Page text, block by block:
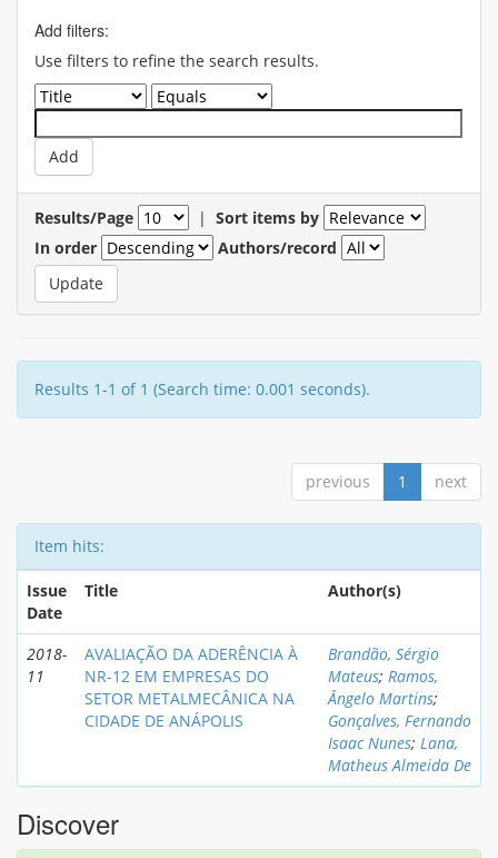
Add filters:
Use filters to refine the search results.
Results/Page | Sort items by
In order
Authors/record
Results 1-1 of 1 (Search time: 0.001 seconds).
previous 1 next
Item hits:
Issue
Date
Title Author(s)
2018-
11
AVALIAÇÃO DA ADERÊNCIA À
NR-12 EM EMPRESAS DO
SETOR METALMECÂNICA NA
CIDADE DE ANÁPOLIS
Brandão, Sérgio
Mateus; Ramos,
Ângelo Martins;
Gonçalves, Fernando
Isaac Nunes; Lana,
Matheus Almeida De
Discover